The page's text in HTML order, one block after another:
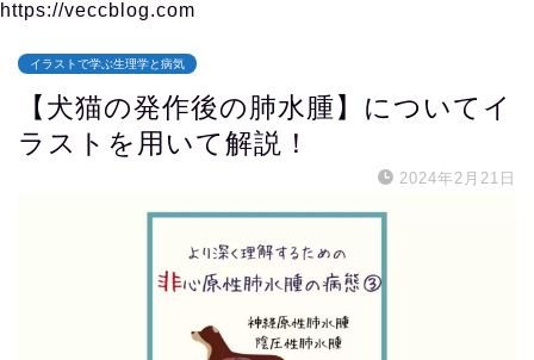
https://veccblog.com
イラストで学ぶ生理学と病気
【犬猫の発作後の肺水腫】についてイ
ラストを用いて解説！
2024年2月21日